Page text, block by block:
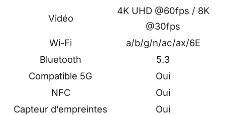
Vidéo
4K UHD @60fps / 8K
@30fps
Wi-Fi
a/b/g/n/ac/ax/6E
Bluetooth
5.3
Compatible 5G
Oui
NFC
Oui
Capteur d’empreintes
Oui